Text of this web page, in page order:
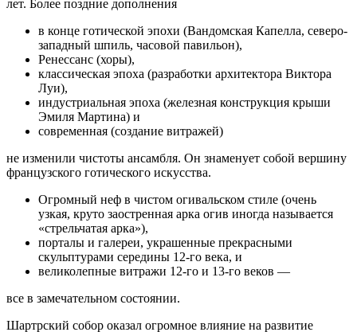
лет. Более поздние дополнения
в конце готической эпохи (Вандомская Капелла, северо-
западный шпиль, часовой павильон),
Ренессанс (хоры),
классическая эпоха (разработки архитектора Виктора
Луи),
индустриальная эпоха (железная конструкция крыши
Эмиля Мартина) и
современная (создание витражей)
не изменили чистоты ансамбля. Он знаменует собой вершину
французского готического искусства.
Огромный неф в чистом огивальском стиле (очень
узкая, круто заостренная арка огив иногда называется
«стрельчатая арка»),
порталы и галереи, украшенные прекрасными
скульптурами середины 12-го века, и
великолепные витражи 12-го и 13-го веков —
все в замечательном состоянии.
Шартрский собор оказал огромное влияние на развитие